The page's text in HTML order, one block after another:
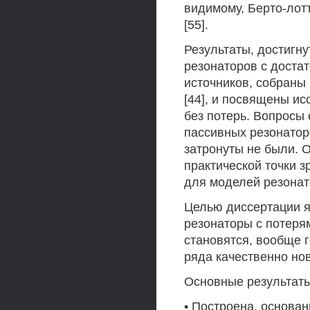
видимому, Берто-
[55].
Результаты,
резонаторов с
источников,
[44], и посвящены
без потерь. Вопросы
пассивных
затронуты не были.
практической точки
для моделей
Целью диссертации
резонаторы с
становятся, вообще
ряда качественно
Основные
• Построена,